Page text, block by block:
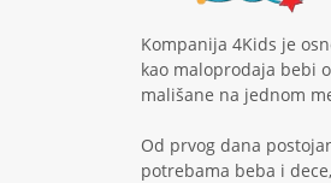
Kompanija 4Kids je
kao maloprodaja bebi
mališane na jednom
Od prvog dana
potrebama beba i